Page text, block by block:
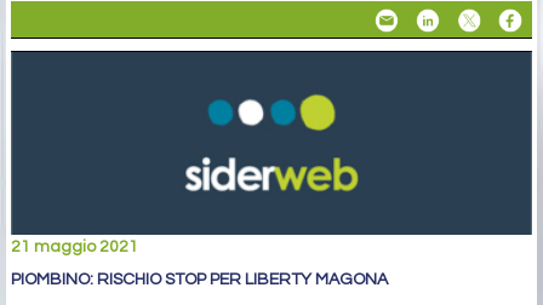
21 maggio 2021
PIOMBINO: RISCHIO STOP PER LIBERTY MAGONA